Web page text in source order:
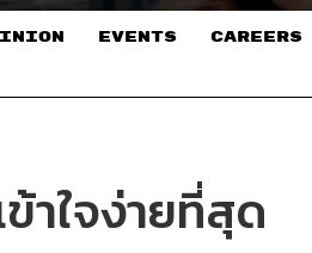
EVENTS CAREERS
าใจง่ายที่สุด